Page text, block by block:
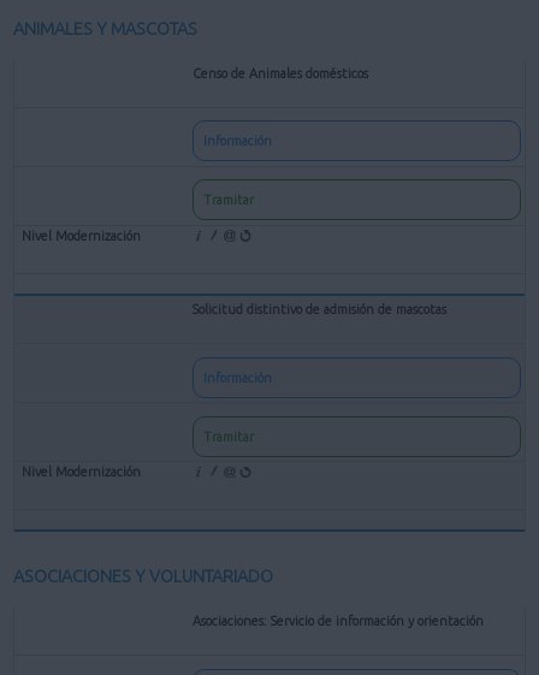
ANIMALES Y MASCOTAS
Censo de Animales domésticos
Información
Tramitar
Solicitud distintivo de admisión de mascotas
Información
Tramitar
ASOCIACIONES Y VOLUNTARIADO
Asociaciones: Servicio de información y orientación